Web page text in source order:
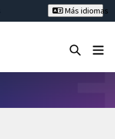
Más idiomas